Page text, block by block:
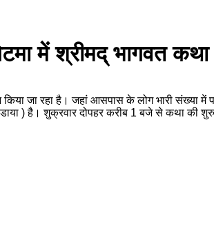
में श्रीमद् भागवत
जा रहा है। जहां आसपास के लोग भारी संख्या में
) है। शुक्रवार दोपहर करीब 1 बजे से कथा की